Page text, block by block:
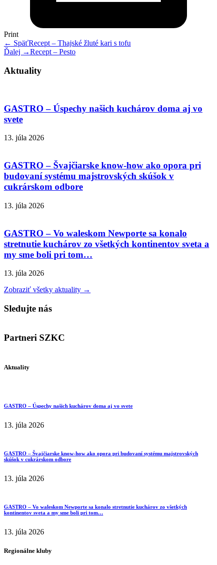
Print
← SpäťRecept – Thajské žluté kari s tofu
Ďalej →Recept – Pesto
Aktuality
GASTRO – Úspechy našich kuchárov doma aj vo
svete
13. júla 2026
GASTRO – Švajčiarske know-how ako opora pri
budovaní systému majstrovských skúšok v
cukrárskom odbore
13. júla 2026
GASTRO – Vo waleskom Newporte sa konalo
stretnutie kuchárov zo všetkých kontinentov sveta a
my sme boli pri tom…
13. júla 2026
Zobraziť všetky aktuality →
Sledujte nás
Partneri SZKC
Aktuality
GASTRO – Úspechy našich kuchárov doma aj vo svete
13. júla 2026
GASTRO – Švajčiarske know-how ako opora pri budovaní systému majstrovských
skúšok v cukrárskom odbore
13. júla 2026
GASTRO – Vo waleskom Newporte sa konalo stretnutie kuchárov zo všetkých
kontinentov sveta a my sme boli pri tom…
13. júla 2026
Regionálne kluby